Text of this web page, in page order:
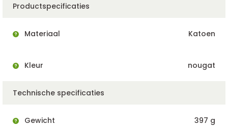
Productspecificaties
Materiaal Katoen
Kleur nougat
Technische specificaties
Gewicht 397 g